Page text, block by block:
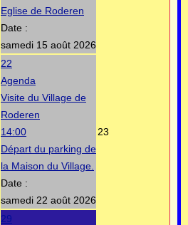
Eglise de Roderen
Date :
samedi 15 août 2026
22
Agenda
Visite du Village de
Roderen
14:00
Départ du parking de
la Maison du Village.
Date :
samedi 22 août 2026
23
29